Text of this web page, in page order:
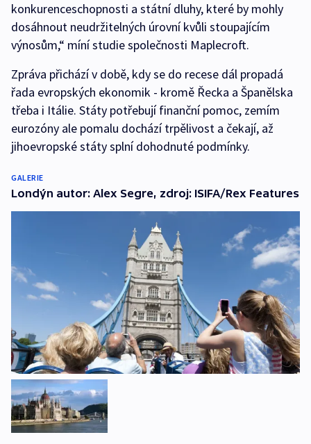
konkurenceschopnosti a státní dluhy, které by mohly
dosáhnout neudržitelných úrovní kvůli stoupajícím
výnosům,“ míní studie společnosti Maplecroft.
Zpráva přichází v době, kdy se do recese dál propadá
řada evropských ekonomik - kromě Řecka a Španělska
třeba i Itálie. Státy potřebují finanční pomoc, zemím
eurozóny ale pomalu dochází trpělivost a čekají, až
jihoevropské státy splní dohodnuté podmínky.
GALERIE
Londýn autor: Alex Segre, zdroj: ISIFA/Rex Features